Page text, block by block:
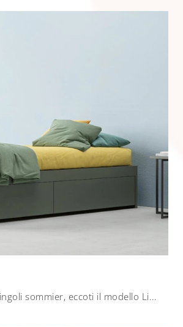
Se cerchi letti singoli sommier, eccoti il modello Light in melaminico per completare la camera dei più piccoli.